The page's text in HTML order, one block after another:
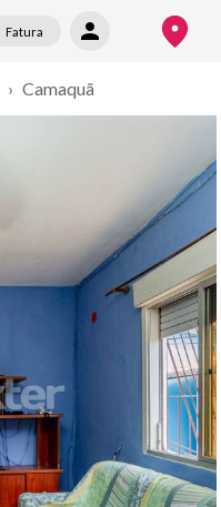
Fatura
› Camaquã